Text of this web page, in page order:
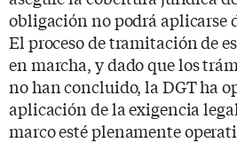
obligación no podrá aplicarse
El proceso de tramitación de
en marcha, y dado que los
no han concluido, la DGT ha
aplicación de la exigencia
marco esté plenamente